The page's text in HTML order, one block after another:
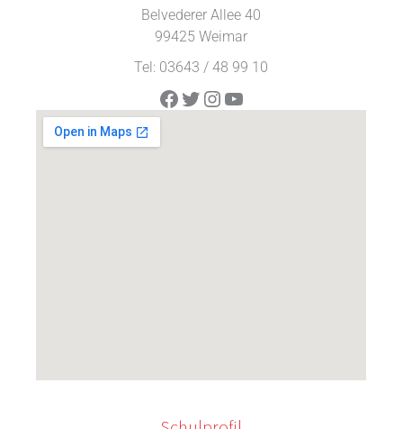
Belvederer Allee 40
99425 Weimar
Tel: 03643 / 48 99 10
Facebook
Twitter
Instagram
YouTube